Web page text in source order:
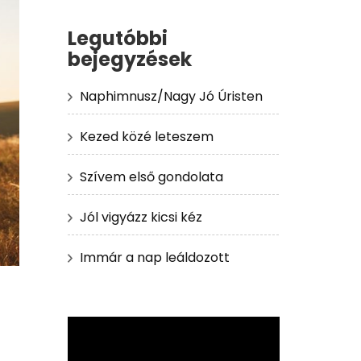
Legutóbbi
bejegyzések
Naphimnusz/Nagy Jó Úristen
Kezed közé leteszem
Szívem első gondolata
Jól vigyázz kicsi kéz
Immár a nap leáldozott